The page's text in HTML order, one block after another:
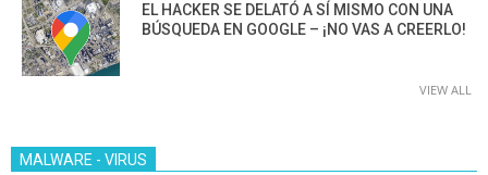
EL HACKER SE DELATÓ A SÍ MISMO CON UNA
BÚSQUEDA EN GOOGLE – ¡NO VAS A CREERLO!
VIEW ALL
MALWARE - VIRUS